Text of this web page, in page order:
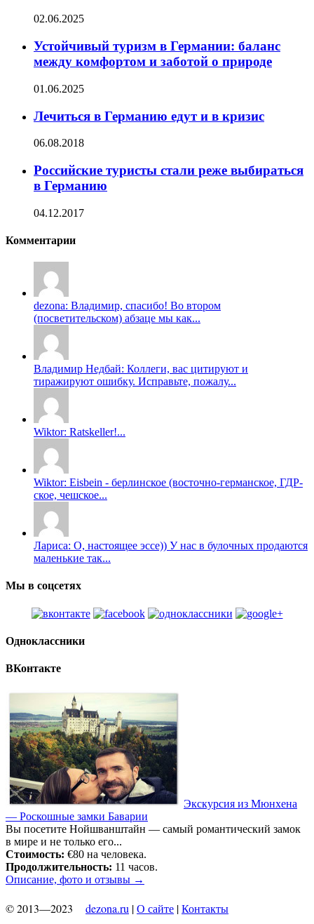
02.06.2025
Устойчивый туризм в Германии: баланс
между комфортом и заботой о природе
01.06.2025
Лечиться в Германию едут и в кризис
06.08.2018
Российские туристы стали реже выбираться
в Германию
04.12.2017
Комментарии
dezona: Владимир, спасибо! Во втором
(посветительском) абзаце мы как...
Владимир Недбай: Коллеги, вас цитируют и
тиражируют ошибку. Исправьте, пожалу...
Wiktor: Ratskeller!...
Wiktor: Eisbein - берлинское (восточно-германское, ГДР-
ское, чешское...
Лариса: О, настоящее эссе)) У нас в булочных продаются
маленькие так...
Мы в соцсетях
Одноклассники
ВКонтакте
Экскурсия из Мюнхена
— Роскошные замки Баварии
Вы посетите Нойшванштайн — самый романтический замок
в мире и не только его...
Стоимость: €80 на человека.
Продолжительность: 11 часов.
Описание, фото и отзывы →
© 2013—2023 dezona.ru |О сайте |Контакты